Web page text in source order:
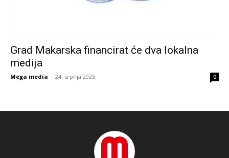
Grad Makarska financirat će dva lokalna
medija
Mega media - 24. srpnja 2025. 0